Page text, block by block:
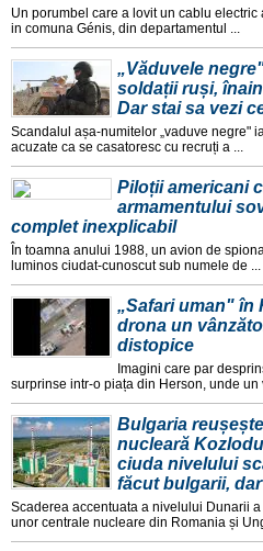
Un porumbel care a lovit un cablu
in comuna Génis, din departamentul ...
„Văduvele
soldații ruși,
Dar stai sa vezi
Scandalul așa-numitelor „vaduve negre"
acuzate ca se casatoresc cu recruți a ...
Piloții americani
armamentului
complet inexplicabil
În toamna anului 1988, un avion de
luminos ciudat-cunoscut sub numele de ...
„Safari uman" în
drona un
distopice
Imagini care par
surprinse intr-o piața din Herson, unde un
Bulgaria
nucleară
ciuda nivelului
făcut bulgarii,
Scaderea accentuata a nivelului Dunarii
unor centrale nucleare din Romania și